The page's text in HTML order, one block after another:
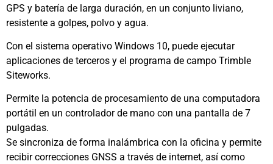
GPS y batería de larga duración, en un conjunto liviano,
resistente a golpes, polvo y agua.
Con el sistema operativo Windows 10, puede ejecutar
aplicaciones de terceros y el programa de campo Trimble
Siteworks.
Permite la potencia de procesamiento de una computadora
portátil en un controlador de mano con una pantalla de 7
pulgadas.
Se sincroniza de forma inalámbrica con la oficina y permite
recibir correcciones GNSS a través de internet, así como